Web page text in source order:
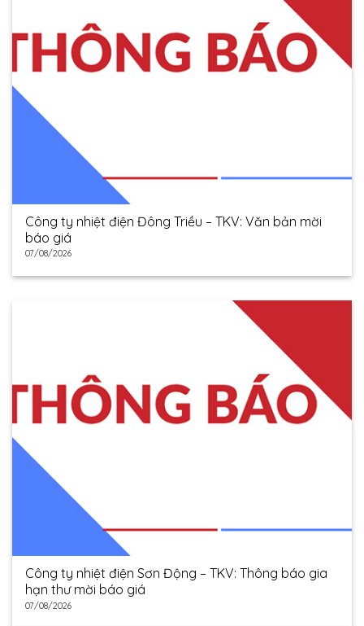
Công ty nhiệt điện Đông Triều – TKV: Văn bản mời
báo giá
07/08/2026
Công ty nhiệt điện Sơn Động – TKV: Thông báo gia
hạn thư mời báo giá
07/08/2026